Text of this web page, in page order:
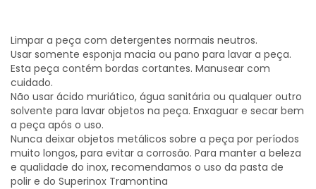
Limpar a peça com detergentes normais neutros.
Usar somente esponja macia ou pano para lavar a peça.
Esta peça contém bordas cortantes. Manusear com
cuidado.
Não usar ácido muriático, água sanitária ou qualquer outro
solvente para lavar objetos na peça. Enxaguar e secar bem
a peça após o uso.
Nunca deixar objetos metálicos sobre a peça por períodos
muito longos, para evitar a corrosão. Para manter a beleza
e qualidade do inox, recomendamos o uso da pasta de
polir e do Superinox Tramontina